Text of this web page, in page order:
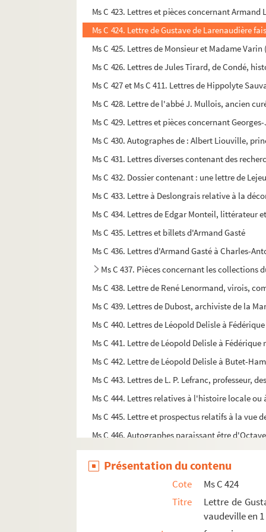
Ms C 423. Lettres et pièces concernant Armand
Ms C 424. Lettre de Gustave de Larenaudière
Ms C 425. Lettres de Monsieur et Madame
Ms C 426. Lettres de Jules Tirard, de Condé,
Ms C 427 et Ms C 411. Lettres de Hippolyte
Ms C 428. Lettre de l'abbé J. Mullois, ancien
Ms C 429. Lettres et pièces concernant
Ms C 430. Autographes de : Albert Liouville,
Ms C 431. Lettres diverses contenant des
Ms C 432. Dossier contenant : une lettre de
Ms C 433. Lettre à Deslongrais relative à la
Ms C 434. Lettres de Edgar Monteil, littérateur
Ms C 435. Lettres et billets d'Armand Gasté
Ms C 436. Lettres d'Armand Gasté à Charles-
Ms C 437. Pièces concernant les collections
Ms C 438. Lettre de René Lenormand, virois,
Ms C 439. Lettres de Dubost, archiviste de la
Ms C 440. Lettres de Léopold Delisle à
Ms C 441. Lettre de Léopold Delisle à
Ms C 442. Lettre de Léopold Delisle à Butet-
Ms C 443. Lettres de L. P. Lefranc,
Ms C 444. Lettres relatives à l'histoire locale
Ms C 445. Lettre et prospectus relatifs à la vue
Ms C 446. Autographes paraissant être
Ms C 447. Autographes (vers latins, dessins,
Ms C 448. Lettre d'Octave Gréard de l'Institut
Ms C 449. Lettres de Fédérique au notaire de
Ms C 450. Lettres de Monsieur de Saint-
Présentation du contenu
Cote
Ms C 424
Titre
Lettre de
vaudeville en